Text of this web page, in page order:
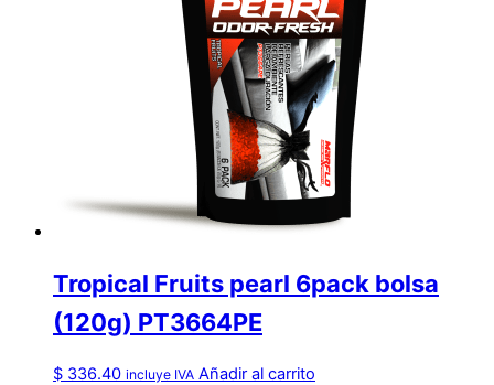
Tropical Fruits pearl 6pack bolsa
(120g) PT3664PE
$ 336.40 incluye IVA Añadir al carrito